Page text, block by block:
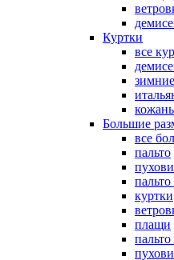
Куртки
все
зимние
Большие
все
пальто
куртки
плащи